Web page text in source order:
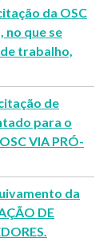
da OSC
no que se
trabalho,
de
para o
VIA PRÓ-
da
DE